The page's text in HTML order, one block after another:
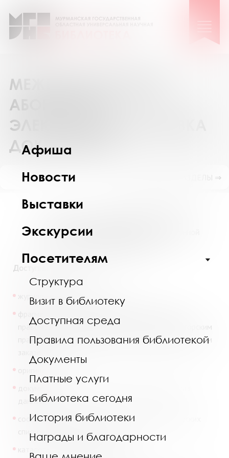
Афиша
Новости
Выставки
Экскурсии
Посетителям
Структура
Визит в библиотеку
Доступная среда
Правила пользования библиотекой
Документы
Платные услуги
Библиотека сегодня
История библиотеки
Награды и благодарности
МЕЖБИБЛИОТЕЧНЫЙ
АБОНЕМЕНТ И
ЭЛЕКТРОННАЯ ДОСТАВКА
ДОКУМЕНТОВ
Межбиблиотечного абонемента и электронной
Доступны для заказа:
журнальные и газетные статьи;
правомерно опубликованных и охраняемых авторским
правом объемом не более 15% от документа в одном
данных;
составление и редактирование библиографических
списков на платной основе;
ПОКАЗАТЬ ПОДРАЗДЕЛЫ ⇒